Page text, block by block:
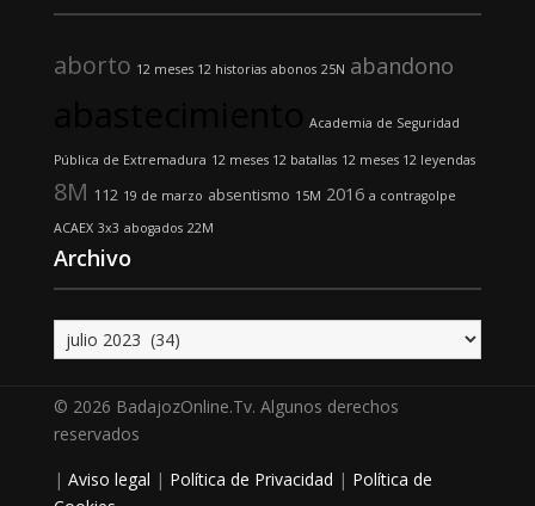
aborto 12 meses 12 historias abonos 25N abandono
Academia de Seguridad
Pública de Extremadura 12 meses 12 batallas 12 meses 12 leyendas
8M 112 19 de marzo absentismo 15M 2016 a contragolpe
ACAEX 3x3 abogados 22M
Archivo
Archivo
© 2026 BadajozOnline.Tv. Algunos derechos
reservados
| Aviso legal | Política de Privacidad | Política de